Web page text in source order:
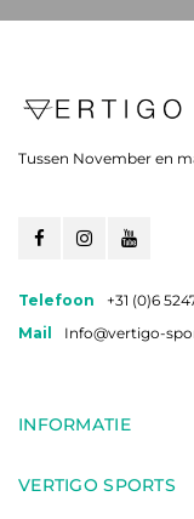
Tussen November en
Telefoon
+31 (0)6
Mail
Info@vertigo-
INFORMATIE
VERTIGO SPORTS